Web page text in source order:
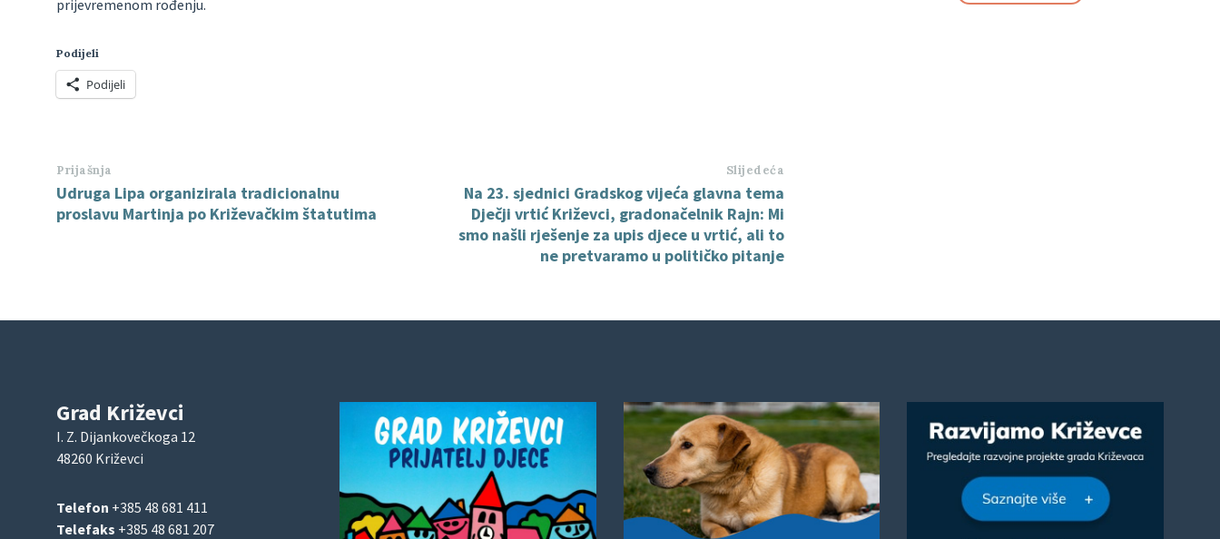
prijevremenom rođenju.
Podijeli
Podijeli
Prijašnja
Udruga Lipa organizirala tradicionalnu
proslavu Martinja po Križevačkim štatutima
Slijedeća
Na 23. sjednici Gradskog vijeća glavna tema
Dječji vrtić Križevci, gradonačelnik Rajn: Mi
smo našli rješenje za upis djece u vrtić, ali to
ne pretvaramo u političko pitanje
Grad Križevci
I. Z. Dijankovečkoga 12
48260 Križevci
Telefon +385 48 681 411
Telefaks +385 48 681 207